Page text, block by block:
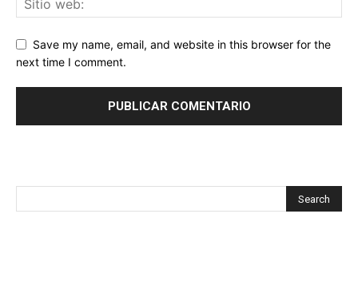
Save my name, email, and website in this browser for the
next time I comment.